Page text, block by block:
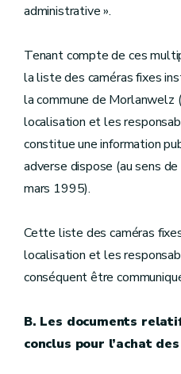
administrative ».
Tenant compte de ces
la liste des caméras fixes
la commune de Morlanwelz
localisation et les
constitue une information
adverse dispose (au sens de
mars 1995).
Cette liste des caméras
localisation et les
conséquent être
B. Les documents
conclus pour l’achat